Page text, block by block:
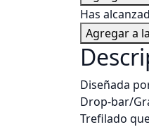
Has
Agregar a
Diseñada
Drop-bar/
Trefilado